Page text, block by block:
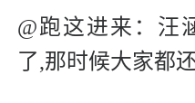
@跑这进来：汪
了,那时候大家都